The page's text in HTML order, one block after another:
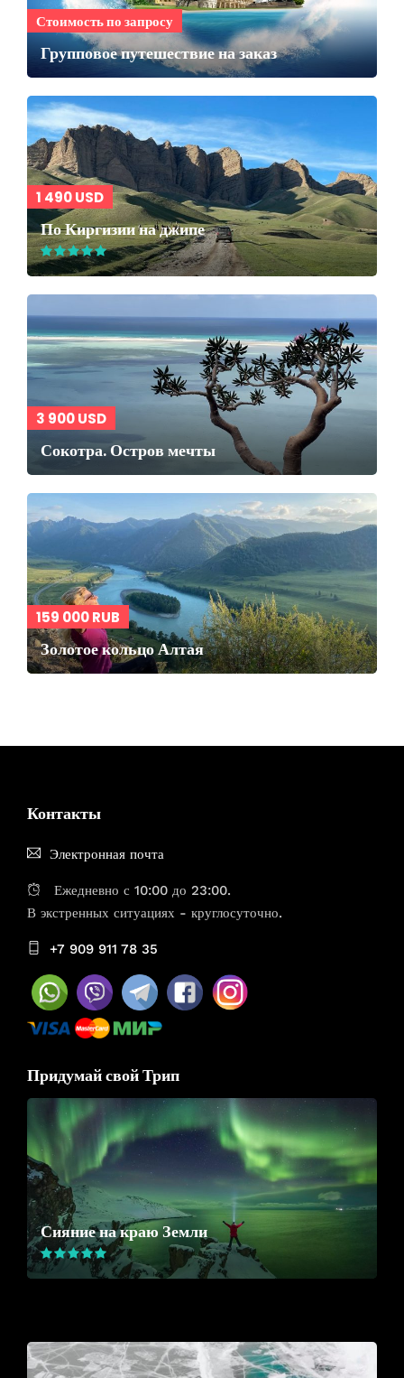
Стоимость по запросу
Групповое путешествие на заказ
1 490 USD
По Киргизии на джипе
3 900 USD
Сокотра. Остров мечты
159 000 RUB
Золотое кольцо Алтая
Контакты
Электронная почта
Ежедневно с 10:00 до 23:00.
В экстренных ситуациях - круглосуточно.
+7 909 911 78 35
Придумай свой Трип
Сияние на краю Земли